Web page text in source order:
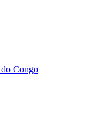
Congo